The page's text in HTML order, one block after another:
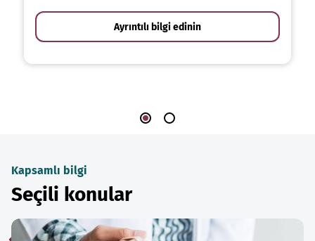
Ayrıntılı bilgi edinin
Kapsamlı bilgi
Seçili konular